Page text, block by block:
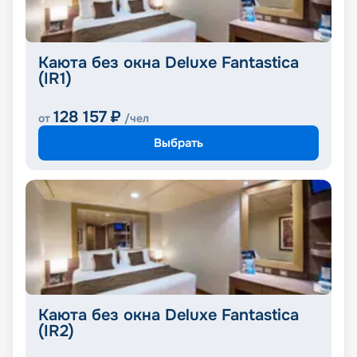
Каюта без окна Deluxe Fantastica
(IR1)
от 128 157 ₽ /чел
Выбрать
Каюта без окна Deluxe Fantastica
(IR2)